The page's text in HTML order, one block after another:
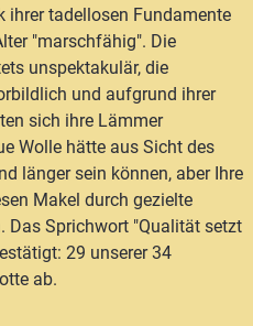
ihrer tadellosen Fundamente
"marschfähig". Die
unspektakulär, die
und aufgrund ihrer
sich ihre Lämmer
Wolle hätte aus Sicht des
länger sein können, aber Ihre
Makel durch gezielte
Das Sprichwort "Qualität setzt
29 unserer 34
ab.